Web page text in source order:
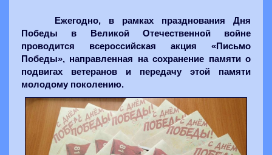
Ежегодно, в рамках празднования Дня
Победы в Великой Отечественной войне
проводится всероссийская акция «Письмо
Победы», направленная на сохранение памяти о
подвигах ветеранов и передачу этой памяти
молодому поколению.